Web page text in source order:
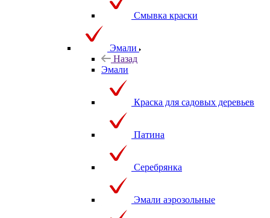
Смывка краски
Эмали
Назад
Эмали
Краска для садовых деревьев
Патина
Серебрянка
Эмали аэрозольные